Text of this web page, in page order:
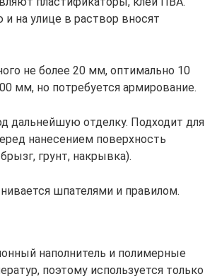
на улице в раствор вносят
не более 20 мм, оптимально 10
мм, но потребуется армирование.
дальнейшую отделку. Подходит для
нанесением поверхность
грунт, накрывка).
шпателями и правилом.
наполнитель и полимерные
поэтому используется только